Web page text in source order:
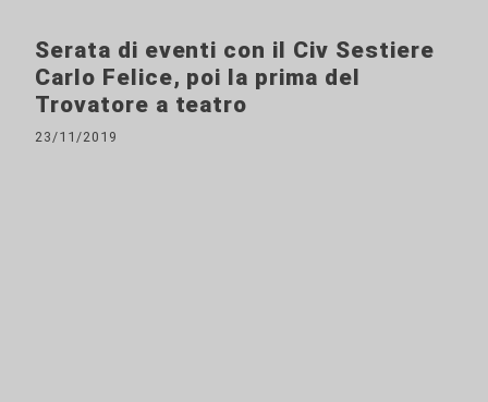
Serata di eventi con il Civ Sestiere
Carlo Felice, poi la prima del
Trovatore a teatro
23/11/2019